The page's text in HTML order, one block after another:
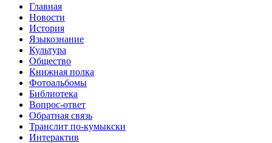
Главная
Новости
История
Языкознание
Культура
Общество
Книжная полка
Фотоальбомы
Библиотека
Вопрос-ответ
Обратная связь
Транслит по-кумыкски
Интерактив